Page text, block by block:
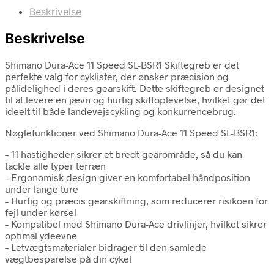
Beskrivelse
Beskrivelse
Shimano Dura-Ace 11 Speed SL-BSR1 Skiftegreb er det
perfekte valg for cyklister, der ønsker præcision og
pålidelighed i deres gearskift. Dette skiftegreb er designet
til at levere en jævn og hurtig skiftoplevelse, hvilket gør det
ideelt til både landevejscykling og konkurrencebrug.
Nøglefunktioner ved Shimano Dura-Ace 11 Speed SL-BSR1:
– 11 hastigheder sikrer et bredt gearområde, så du kan
tackle alle typer terræn
– Ergonomisk design giver en komfortabel håndposition
under lange ture
– Hurtig og præcis gearskiftning, som reducerer risikoen for
fejl under kørsel
– Kompatibel med Shimano Dura-Ace drivlinjer, hvilket sikrer
optimal ydeevne
– Letvægtsmaterialer bidrager til den samlede
vægtbesparelse på din cykel